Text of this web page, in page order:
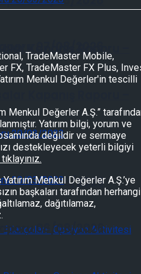
Kapanış Raporu –
06/08/2026
Kapanış Raporu –
06/08/2026
TradeMaster Mobile,
FX, TradeMaster FX Plus,
Menkul Değerler'in tescilli
Menkul Değerler A.Ş.”
Yatırım bilgi, yorum ve
değildir ve sermaye
destekleyecek yeterli bilgiyi
Menkul Değerler A.Ş.’ye
başkaları tarafından
dağıtılamaz,